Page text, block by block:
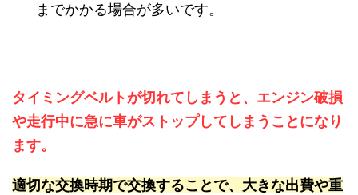
までかかる場合が多いです。
タイミングベルトが切れてしまうと、エンジン破損
や走行中に急に車がストップしてしまうことになり
ます。
適切な交換時期で交換することで、大きな出費や重